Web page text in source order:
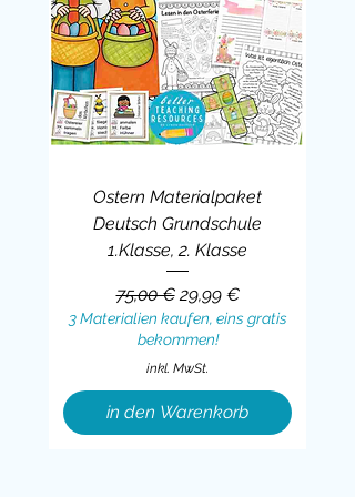
Ostern Materialpaket
Deutsch Grundschule
1.Klasse, 2. Klasse
Standardpreis
75,00 € Sale-Preis
29,99 €
3 Materialien kaufen, eins gratis
bekommen!
inkl. MwSt.
in den Warenkorb